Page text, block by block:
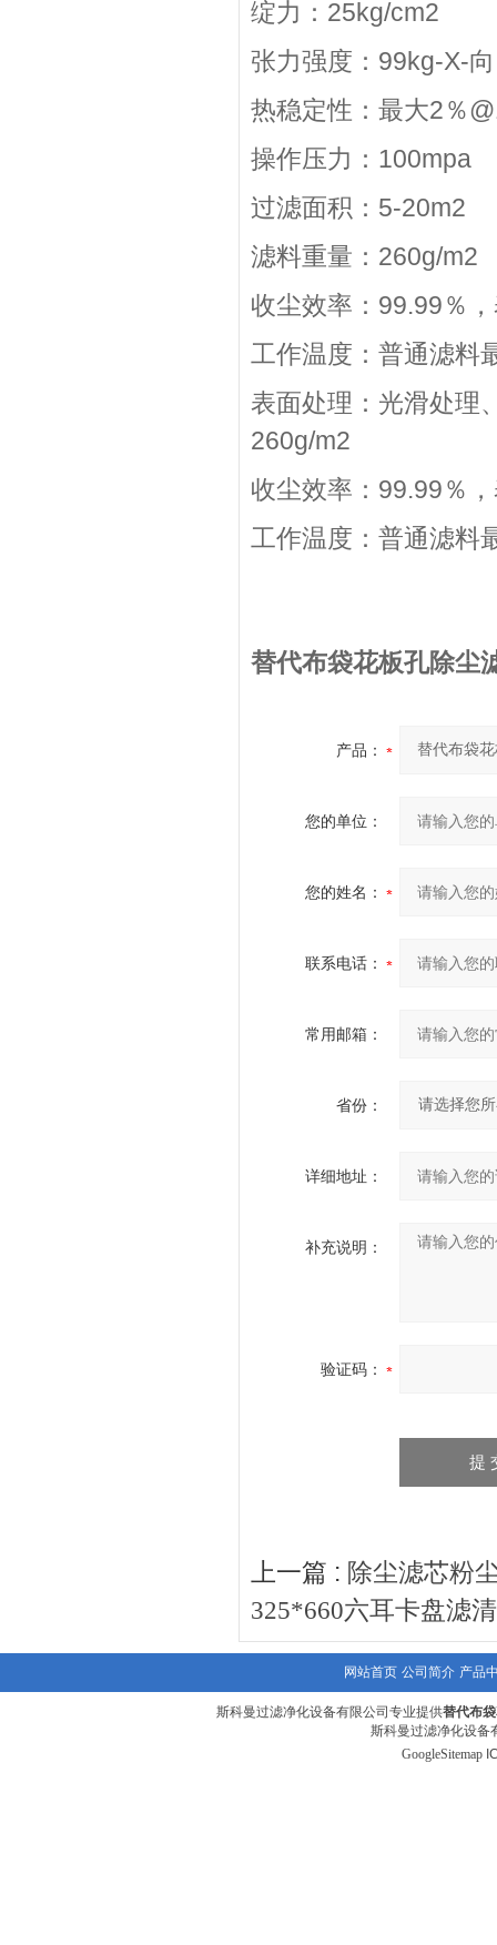
绽力：25kg/cm2
张力强度：99kg-X-
热稳定性：最大2％
操作压力：100mpa
过滤面积：5-20m2
滤料重量：260g/m2
收尘效率：99.99％
工作温度：普通滤
表面处理：光滑处理
260g/m2
收尘效率：99.99％
工作温度：普通滤
替代布袋花板孔除尘
产品：
您的单位：
您的姓名：
联系电话：
常用邮箱：
省份：
详细地址：
补充说明：
验证码：
上一篇 : 除尘滤芯粉
325*660六耳卡盘滤
网站首页 公司简介 产品
斯科曼过滤净化设备有限公司专业提供替代布
斯科曼过滤净化设备
GoogleSitemap